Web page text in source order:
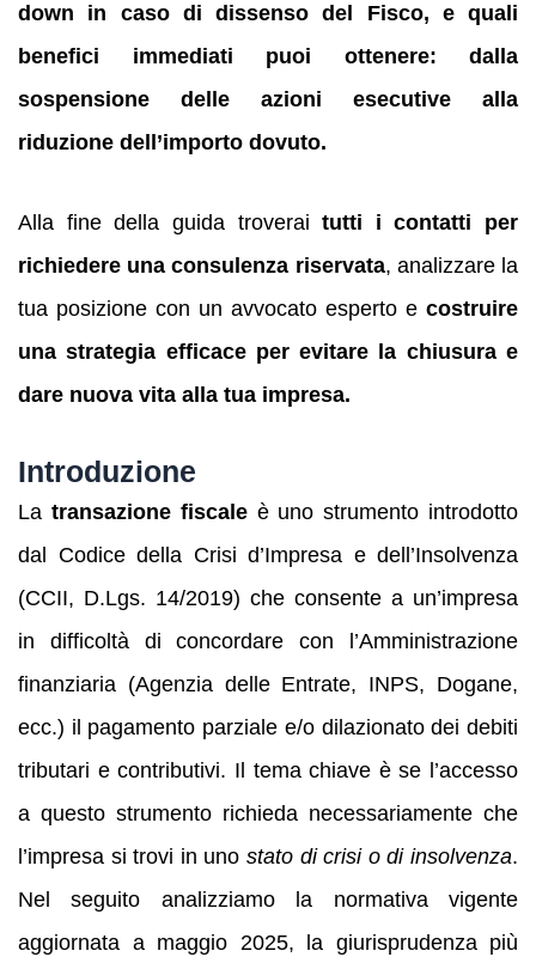
down in caso di dissenso del Fisco, e quali
benefici immediati puoi ottenere: dalla
sospensione delle azioni esecutive alla
riduzione dell’importo dovuto.
Alla fine della guida troveraitutti i contatti per
richiedere una consulenza riservata, analizzare la
tua posizione con un avvocato esperto e costruire
una strategia efficace per evitare la chiusura e
dare nuova vita alla tua impresa.
Introduzione
La transazione fiscaleè uno strumento introdotto
dal Codice della Crisi d’Impresa e dell’Insolvenza
(CCII, D.Lgs. 14/2019) che consente a un’impresa
in difficoltà di concordare con l’Amministrazione
finanziaria (Agenzia delle Entrate, INPS, Dogane,
ecc.) il pagamento parziale e/o dilazionato dei debiti
tributari e contributivi. Il tema chiave è se l’accesso
a questo strumento richieda necessariamente che
l’impresa si trovi in uno stato di crisi o di insolvenza.
Nel seguito analizziamo la normativa vigente
aggiornata a maggio 2025, la giurisprudenza più